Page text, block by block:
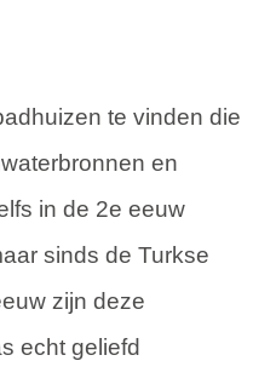
te vinden die
en
in de 2e eeuw
sinds de Turkse
zijn deze
echt geliefd